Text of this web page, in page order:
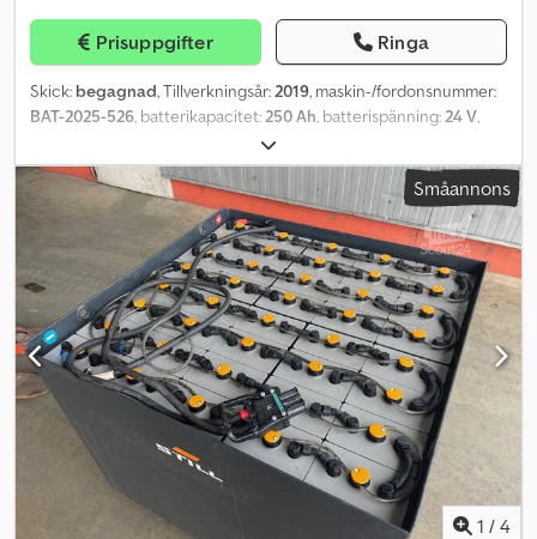
Prisuppgifter Ringa
Skick: begagnad, Tillverkningsår:2019, maskin-/fordonsnummer:
BAT-2025-526, batterikapacitet:250 Ah, batterispänning:24 V,
motortyp: odefinierad, tillverkare: Midac Dcodpfx Ajxfxr Tefnsk
Småannons
1 / 4